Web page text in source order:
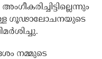
ഗൂഢാലോചനയുടെ
നമ്മുടെ